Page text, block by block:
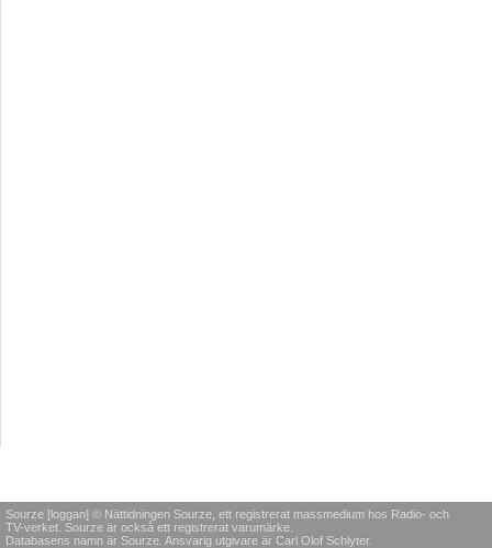
Sourze [loggan] © Nättidningen Sourze, ett registrerat massmedium hos Radio- och
TV-verket. Sourze är också ett registrerat varumärke.
Databasens namn är Sourze. Ansvarig utgivare är Carl Olof Schlyter.